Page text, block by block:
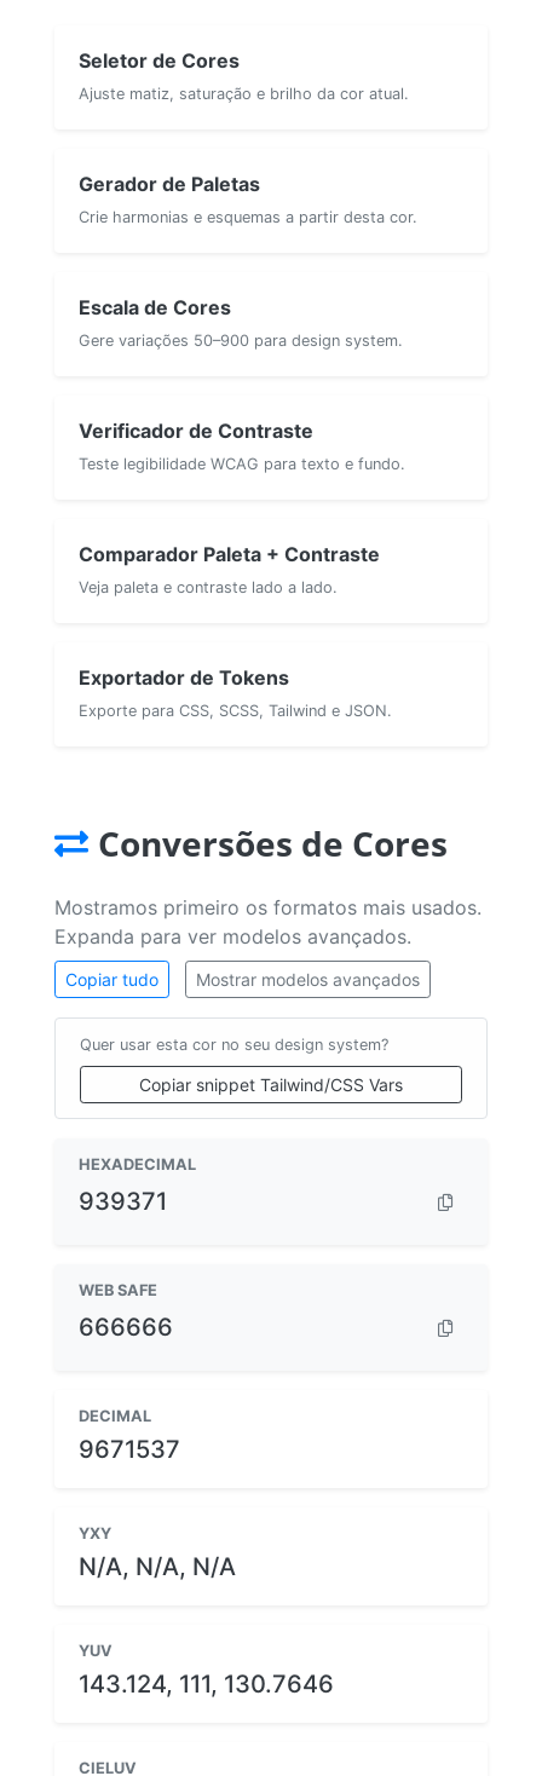
Seletor de Cores
Ajuste matiz, saturação e brilho da cor atual.
Gerador de Paletas
Crie harmonias e esquemas a partir desta cor.
Escala de Cores
Gere variações 50–900 para design system.
Verificador de Contraste
Teste legibilidade WCAG para texto e fundo.
Comparador Paleta + Contraste
Veja paleta e contraste lado a lado.
Exportador de Tokens
Exporte para CSS, SCSS, Tailwind e JSON.
Conversões de Cores
Mostramos primeiro os formatos mais usados.
Expanda para ver modelos avançados.
Copiar tudo Mostrar modelos avançados
Quer usar esta cor no seu design system?
Copiar snippet Tailwind/CSS Vars
HEXADECIMAL
939371
WEB SAFE
666666
DECIMAL
9671537
YXY
N/A, N/A, N/A
YUV
143.124, 111, 130.7646
CIELUV